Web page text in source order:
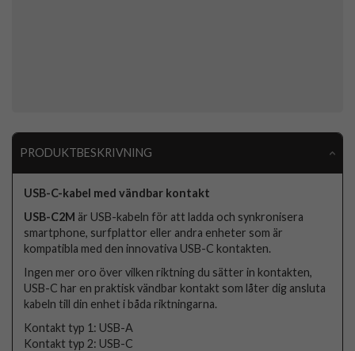
PRODUKTBESKRIVNING
USB-C-kabel med vändbar kontakt
USB-C2M är USB-kabeln för att ladda och synkronisera
smartphone, surfplattor eller andra enheter som är
kompatibla med den innovativa USB-C kontakten.
Ingen mer oro över vilken riktning du sätter in kontakten,
USB-C har en praktisk vändbar kontakt som låter dig ansluta
kabeln till din enhet i båda riktningarna.
Kontakt typ 1: USB-A
Kontakt typ 2: USB-C